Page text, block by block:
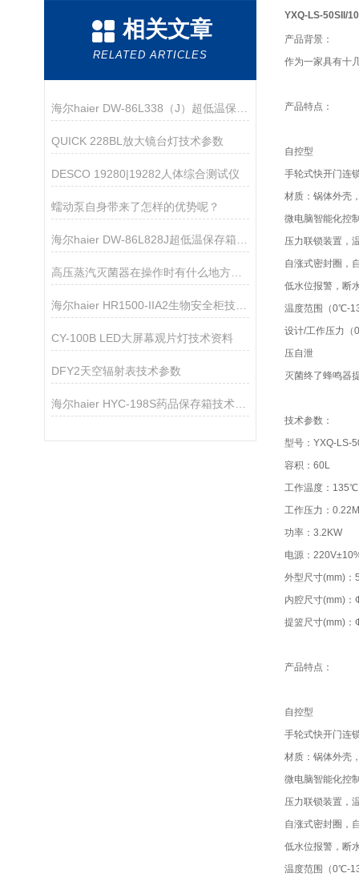
相关文章
RELATED ARTICLES
QUICK 228BL放大镜台灯技术参数
DESCO 19280|19282人体综合测试仪
蠕动泵自身带来了怎样的优势呢？
高压蒸汽灭菌器在操作时有什么地方需要注意的呢？
海尔haier HR1500-IIA2生物安全柜技术参数
CY-100B LED大屏幕观片灯技术资料
DFY2天空辐射表技术参数
海尔haier HYC-198S药品保存箱技术资料
YXQ-LS-50SII/
产品背景：
作为一家具有十
产品特点：
自控型
手轮式快开门连
材质：锅体外壳
微电脑智能化控
压力联锁装置，
自涨式密封圈，
低水位报警，断
温度范围（0℃-
设计/工作压力（
压自泄
灭菌终了蜂鸣器
技术参数：
型号：YXQ-LS-
容积：60L
工作温度：135℃
工作压力：
功率：3.2KW
电源：
外型尺寸(mm)
内腔尺寸(mm)
提篮尺寸(mm)
产品特点：
自控型
手轮式快开门连
材质：锅体外壳
微电脑智能化控
压力联锁装置，
自涨式密封圈，
低水位报警，断
温度范围（0℃-